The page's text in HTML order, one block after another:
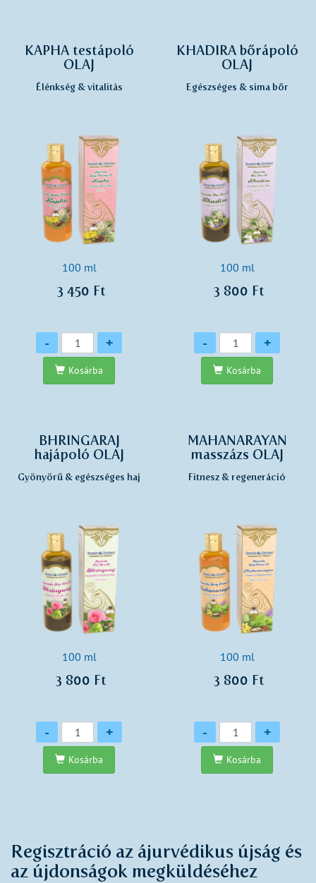
KAPHA testápoló
OLAJ
Élénkség & vitalitás
100 ml
3 450 Ft
Mennyiség
- +
Kosárba
KHADIRA bőrápoló
OLAJ
Egészséges & sima bőr
100 ml
3 800 Ft
Mennyiség
- +
Kosárba
BHRINGARAJ
hajápoló OLAJ
Gyönyörű & egészséges haj
100 ml
3 800 Ft
Mennyiség
- +
Kosárba
MAHANARAYAN
masszázs OLAJ
Fitnesz & regeneráció
100 ml
3 800 Ft
Mennyiség
- +
Kosárba
Regisztráció az ájurvédikus újság és
az újdonságok megküldéséhez